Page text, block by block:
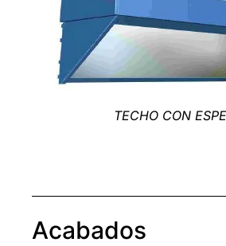
TECHO CON
Acabados